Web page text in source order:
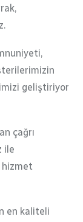
geliştiriyor
çağrı
ile
hizmet
en kaliteli